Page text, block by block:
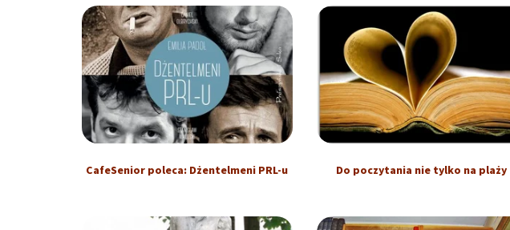
CafeSenior poleca: Dżentelmeni PRL-u Do poczytania nie tylko na plaży